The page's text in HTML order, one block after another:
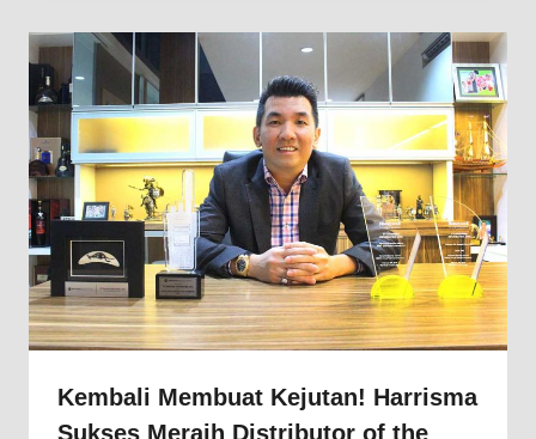
Kembali Membuat Kejutan! Harrisma
Sukses Meraih Distributor of the